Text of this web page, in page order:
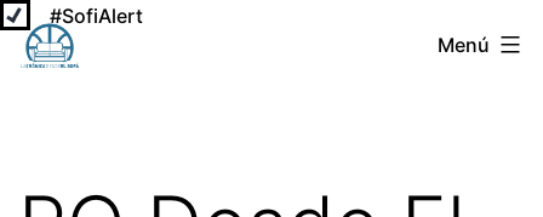
Saltar#SofiAlert
Menú